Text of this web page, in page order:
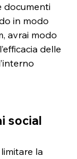
documenti
in modo
avrai modo
delle
social
la